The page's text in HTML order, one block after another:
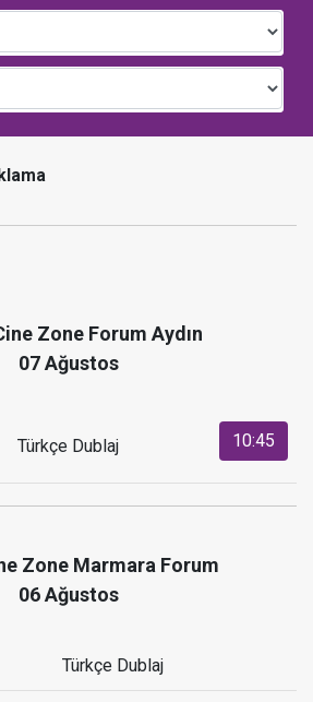
Zone Forum Aydın
07 Ağustos
Türkçe Dublaj 10:45
Zone Marmara Forum
06 Ağustos
Türkçe Dublaj